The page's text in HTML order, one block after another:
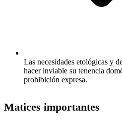
Las necesidades etológicas y
hacer inviable su tenencia
prohibición expresa.
Matices importantes